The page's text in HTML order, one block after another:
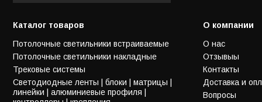
Каталог товаров
Потолочные светильники встраиваемые
Потолочные светильники накладные
Трековые системы
Светодиодные ленты | блоки | матрицы |
линейки | алюминиевые профиля |
О компании
О нас
Отзывыы
Контакты
Доставка и
Вопросы